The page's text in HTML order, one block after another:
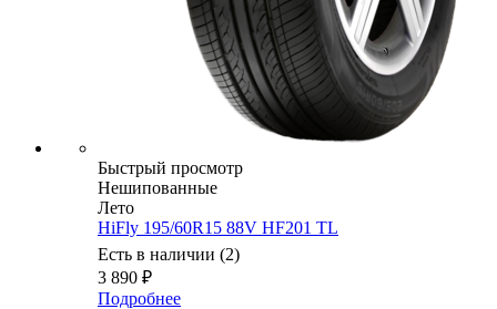
Быстрый просмотр
Нешипованные
Лето
HiFly 195/60R15 88V HF201 TL
Есть в наличии (2)
3 890 ₽
Подробнее